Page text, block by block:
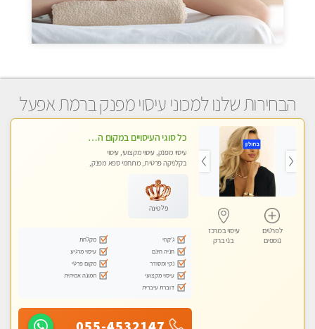
הבחירות שלנו למכוני עיסוי מפנק ברמת אפעל
לפרטים
נוספים
עיסוי במרכז
בני ברק
כל סוגי העיסויים במקום הכי מושלם בעיר- בחולון
עיסוי מפנק, עיסוי מקצועי, עיסוי
בקלניקה פרטית, מתחמי ספא מפנק,
פלטינה
ג'קוזי
מקלחת
חניה חינם
עיסוי מרגיע
נקי ומסודר
מקום פרטי
עיסוי מקצועי
תמונה אמיתית
דוברת עיברית